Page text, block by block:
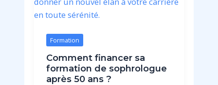
Formation
Comment financer sa
formation de sophrologue
après 50 ans ?